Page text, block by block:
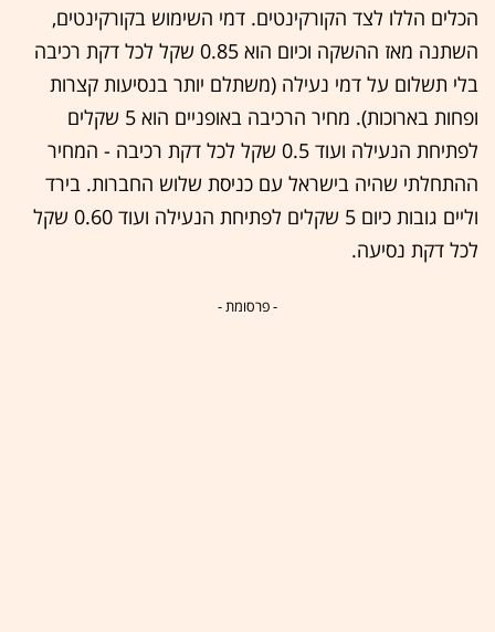
הכלים הללו לצד הקורקינטים. דמי השימוש בקורקינטים,
השתנה מאז ההשקה וכיום הוא 0.85 שקל לכל דקת רכיבה
בלי תשלום על דמי נעילה (משתלם יותר בנסיעות קצרות
ופחות בארוכות). מחיר הרכיבה באופניים הוא 5 שקלים
לפתיחת הנעילה ועוד 0.5 שקל לכל דקת רכיבה - המחיר
ההתחלתי שהיה בישראל עם כניסת שלוש החברות. בירד
וליים גובות כיום 5 שקלים לפתיחת הנעילה ועוד 0.60 שקל
לכל דקת נסיעה.
- פרסומת -